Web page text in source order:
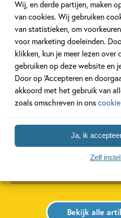
Wij, en derde partijen, maken
van cookies. Wij gebruiken
van statistieken, om
voor marketing doeleinden.
klikken, kun je meer lezen over
gebruiken op deze website en
Door op ‘Accepteren en
akkoord met het gebruik van
zoals omschreven in ons
Ja, ik
Zelf
Gerelateerde
Voorleesdagen 2025
Tiplijst
Bekijk alle